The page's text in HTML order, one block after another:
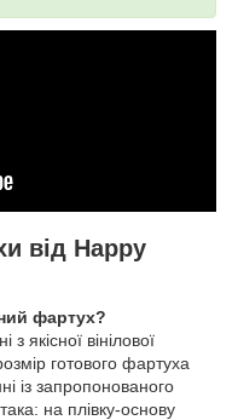
від Happy
фартух?
якісної вінілової
готового фартуха
із запропонованого
на плівку-основу